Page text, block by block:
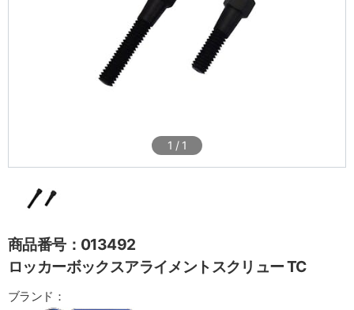
1 / 1
商品番号：013492
ロッカーボックスアライメントスクリュー TC
ブランド：